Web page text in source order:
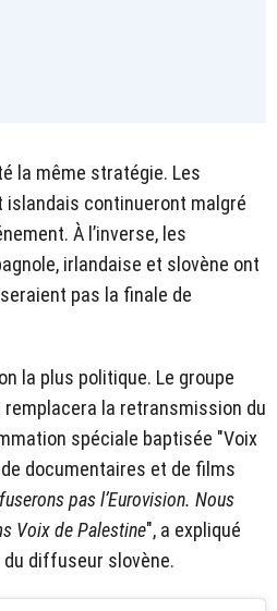
la même stratégie. Les
continueront malgré
À l’inverse, les
irlandaise et slovène ont
pas la finale de
la plus politique. Le groupe
remplacera la retransmission du
spéciale baptisée "Voix
documentaires et de films
pas l’Eurovision. Nous
Voix de Palestine", a expliqué
diffuseur slovène.